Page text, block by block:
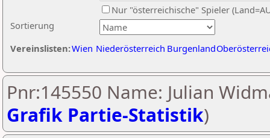
Sortierung
Nur "österreichische" Spieler
Vereinslisten:Wien Niederösterreich Burgenland
Pnr:145550 Name: Julian
Grafik Partie-Statistik)